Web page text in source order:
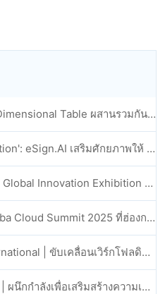
eSign.AI และ Lark Multi-Dimensional Table ผสานรวมกันอย่างเป็นทางการ: การลงนามและการเก็บถาวรสัญญาอิเล็กทรอนิกส์แบบอัตโนมัติเต็มรูปแบบ
เปิดตัวสกิล 'esign-automation': eSign.AI เสริมศักยภาพให้ OpenClaw ด้วยลายเซ็นอิเล็กทรอนิกส์อัตโนมัติ
eSign.AI เปิดตัวในงาน GIS Global Innovation Exhibition 2025
eSign.AI เข้าร่วมงาน Alibaba Cloud Summit 2025 ที่ฮ่องกง เพื่อขับเคลื่อนนวัตกรรมคลาวด์ที่ขับเคลื่อนด้วย AI และความเชื่อมั่นทางดิจิทัล
eSign.AI × Antelope International | ขับเคลื่อนเวิร์กโฟลดิจิทัลที่ปลอดภัยและขับเคลื่อนด้วย AI
eSign.AI × Alibaba Cloud | ผนึกกำลังเพื่อเสริมสร้างความเชื่อมั่นดิจิทัลระดับโลกสำหรับฟินเทค